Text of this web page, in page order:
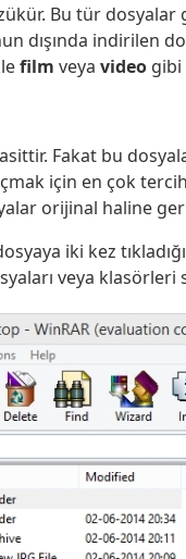
Bu tür
dışında indirilen
film veya video gibi
Fakat bu
için en çok
orijinal haline
iki kez
veya klasörleri